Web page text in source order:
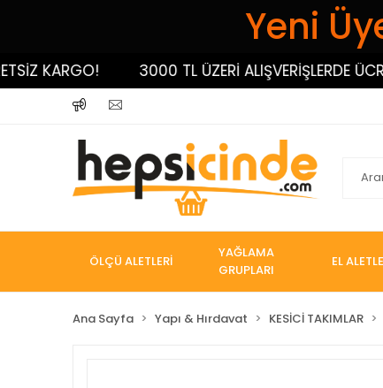
Yeni
KARGO! 3000 TL ÜZERİ ALIŞVERİŞLERDE
ÖLÇÜ ALETLERİ
YAĞLAMA
GRUPLARI
EL
Ana Sayfa Yapı & Hırdavat KESİCİ TAKIMLAR